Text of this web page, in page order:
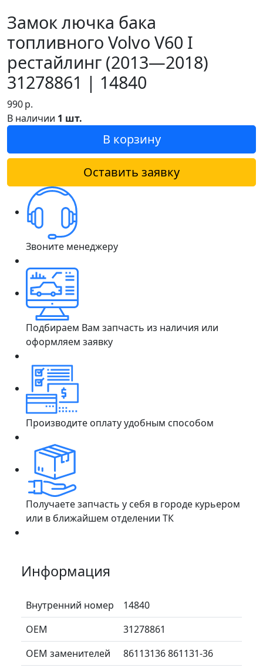
Замок лючка бака
топливного Volvo V60 I
рестайлинг (2013—2018)
31278861 | 14840
990р.
В наличии 1 шт.
В корзину
Оставить заявку
Звоните менеджеру
Подбираем Вам запчасть из наличия или
оформляем заявку
Производите оплату удобным способом
Получаете запчасть у себя в городе курьером
или в ближайшем отделении ТК
Информация
Внутренний номер
14840
ОЕМ
31278861
ОЕМ заменителей
86113136 861131-36